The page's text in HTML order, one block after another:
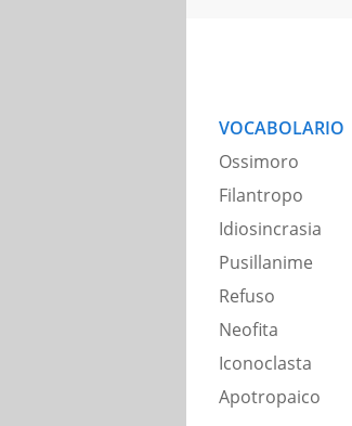
VOCABOLARIO
Ossimoro
Filantropo
Idiosincrasia
Pusillanime
Refuso
Neofita
Iconoclasta
Apotropaico